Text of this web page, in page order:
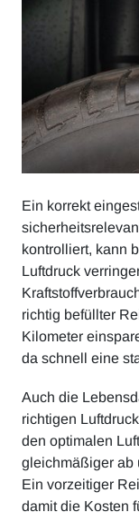
Ein korrekt
kontrolliert, kann
Luftdruck
richtig befüllter
Kilometer
da schnell eine
Auch die
richtigen
den optimalen
gleichmäßiger ab
Ein vorzeitiger
damit die Kosten